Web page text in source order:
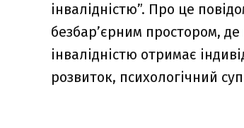
інвалідністю”. Про це
безбар’єрним простором,
інвалідністю отримає
розвиток, психологічний